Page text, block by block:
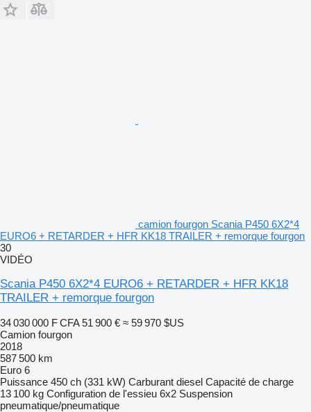
camion fourgon Scania P450 6X2*4
EURO6 + RETARDER + HFR KK18 TRAILER + remorque fourgon
30
VIDÉO
Scania P450 6X2*4 EURO6 + RETARDER + HFR KK18
TRAILER + remorque fourgon
34 030 000 F CFA 51 900 € ≈ 59 970 $US
Camion fourgon
2018
587 500 km
Euro 6
Puissance 450 ch (331 kW) Carburant diesel Capacité de charge
13 100 kg Configuration de l'essieu 6x2 Suspension
pneumatique/pneumatique